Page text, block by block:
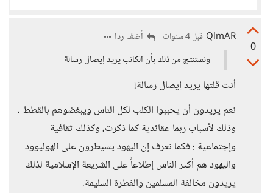
0
QlmAR قبل 4 سنوات
أضف ردا
ونستنتج من ذلك بأن الكاتب يريد إيصال رسالة
أنت قلتها يريد إيصال رسالة!
نعم يريدون أن يحببوا الكلب لكل الناس ويبغضوهم بالقطط ،
وذلك لأسباب ربما عقائدية كما ذكرت، وكذلك ثقافية
وإجتماعية ؛ فكما نعرف إن اليهود يسيطرون على الهوليوود
واليهود هم أكثر الناس إطلاعاً على الشريعة الإسلامية لذلك
يريدون مخالفة المسلمين والفطرة السليمة.